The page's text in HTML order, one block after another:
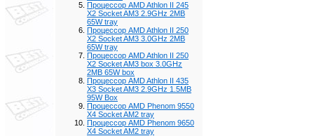
Процессор AMD Athlon II 245
X2 Socket AM3 2.9GHz 2MB
65W tray
Процессор AMD Athlon II 250
X2 Socket AM3 3.0GHz 2MB
65W tray
Процессор AMD Athlon II 250
X2 Socket AM3 box 3.0GHz
2MB 65W box
Процессор AMD Athlon II 435
X3 Socket AM3 2.9GHz 1.5MB
95W Box
Процессор AMD Phenom 9550
X4 Socket AM2 tray
Процессор AMD Phenom 9650
X4 Socket AM2 tray